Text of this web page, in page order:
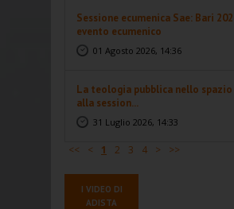
Sessione ecumenica Sae: Bari
evento ecumenico
01 Agosto 2026, 14:36
La teologia pubblica nello spazio
alla session...
31 Luglio 2026, 14:33
<< < 1 2 3 4 > >>
I VIDEO DI
ADISTA